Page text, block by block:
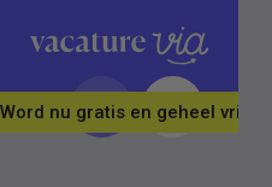
Word nu gratis en geheel